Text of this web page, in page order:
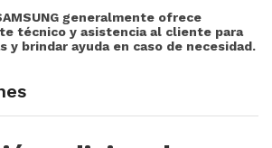
generalmente ofrece
técnico y asistencia al cliente para
y brindar ayuda en caso de necesidad.